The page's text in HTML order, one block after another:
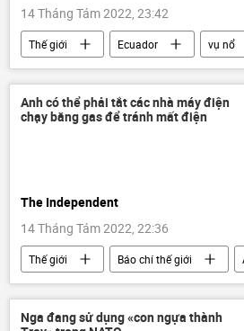
14 Tháng Tám 2022, 23:42
Thế giới Ecuador
vụ nổ
Thời sự
cái chết
Anh có thể phải tắt các nhà máy điện
chạy bằng gas để tránh mất điện
The Independent
14 Tháng Tám 2022, 22:36
Thế giới Báo chí thế giới
năng lượng
Kinh tế
Cuộc khủng hoảng ở Ukraina
Nga đang sử dụng «con ngựa thành